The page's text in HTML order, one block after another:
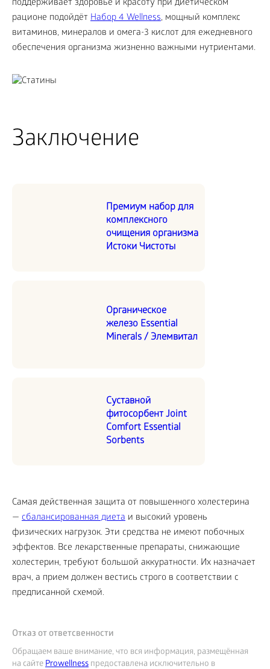
поддерживает здоровье и красоту при диетическом
рационе подойдёт Набор 4 Wellness, мощный комплекс
витаминов, минералов и омега-3 кислот для ежедневного
обеспечения организма жизненно важными нутриентами.
Заключение
Премиум набор для
комплексного
очищения организма
Истоки Чистоты
Органическое
железо Essential
Minerals / Элемвитал
Суставной
фитосорбент Joint
Comfort Essential
Sorbents
Самая действенная защита от повышенного холестерина
— сбалансированная диета и высокий уровень
физических нагрузок. Эти средства не имеют побочных
эффектов. Все лекарственные препараты, снижающие
холестерин, требуют большой аккуратности. Их назначает
врач, а прием должен вестись строго в соответствии с
предписанной схемой.
Отказ от ответсвенности
Обращаем ваше внимание, что вся информация, размещённая
на сайтеProwellness предоставлена исключительно в